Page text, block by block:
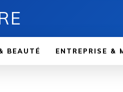
BEAUTÉ ENTREPRISE &